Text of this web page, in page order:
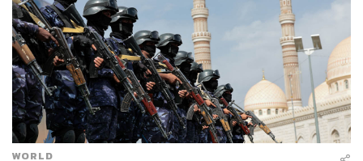
ตามอย่างที่ซาอุดีอาระเบีย บาห์เรน สหรัฐอาหรับเอมิเรตส์
และอียิปต์กำหนด
4. เรียกร้องให้กาตาร์หยุดช่วยเหลือทางการเงินกับบุคคล
กลุ่ม และองค์กรที่ซาอุดีอาระเบีย สหรัฐอาหรับเอมิเรตส์
อียิปต์ บาห์เรน และสหรัฐฯ รวมถึงประเทศอื่นๆ กำหนดว่า
เป็นกลุ่มก่อการร้าย
5. เรียกร้องให้กาตาร์ส่งตัว ‘ผู้ก่อการร้าย’ และผู้ที่กำลัง
หลบหนีในซาอุดีอาระเบีย สหรัฐอาหรับเอมิเรตส์ อียิปต์ และ
WORLD